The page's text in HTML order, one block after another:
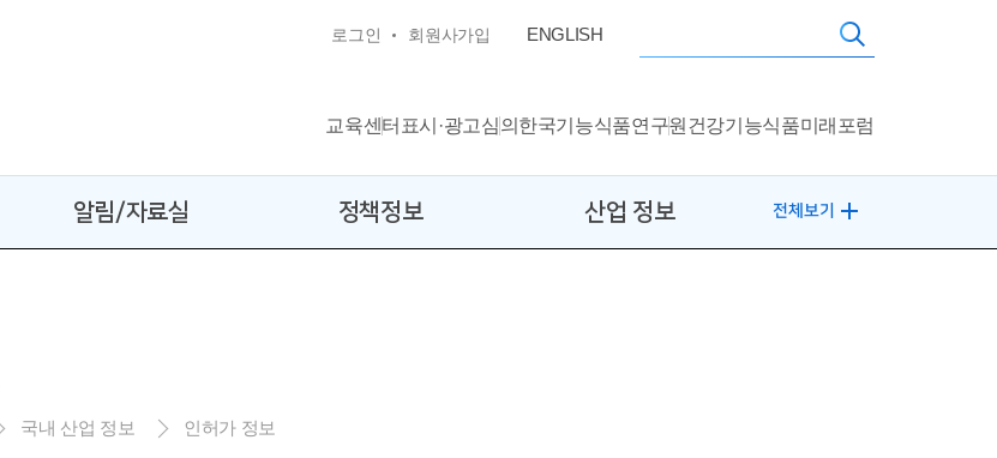
로그인 회원사가입 ENGLISH
교육센터 표시·광고심의 한국기능식품연구원 건강기능식품미래포럼
알림/자료실 정책정보 산업 정보 전체보기
국내 산업 정보 인허가 정보